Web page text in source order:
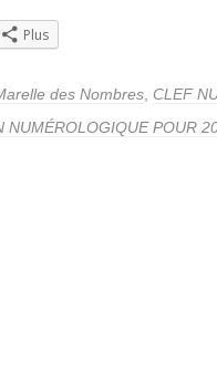
Plus
des Nombres CLEF
NUMÉROLOGIQUE POUR